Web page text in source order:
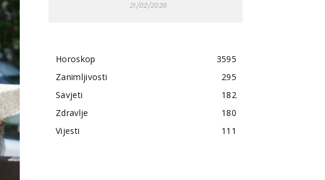
21/02/2026
Horoskop
3595
Zanimljivosti
295
Savjeti
182
Zdravlje
180
Vijesti
111